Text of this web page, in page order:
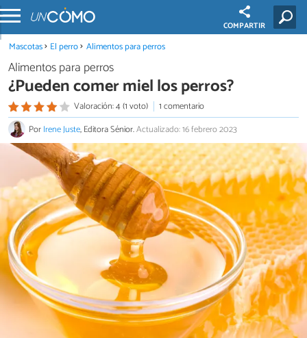
COMPARTIR
Mascotas El perro Alimentos para perros
Alimentos para perros
¿Pueden comer miel los perros?
Valoración: 4 (1 voto)
1 comentario
PorIrene Juste, Editora Sénior.Actualizado: 16 febrero 2023